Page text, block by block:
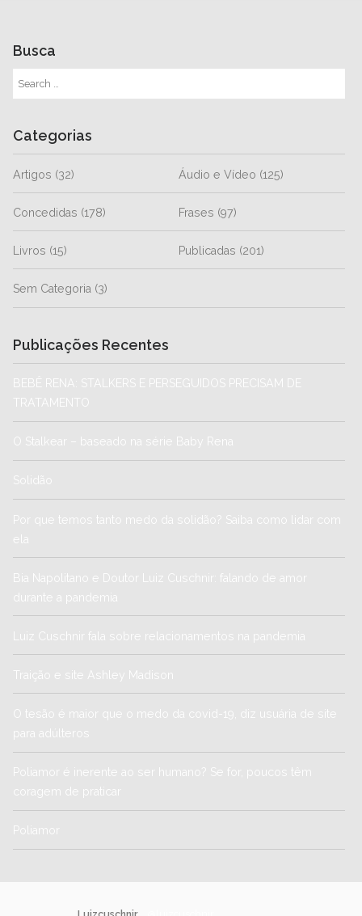
Busca
Categorias
Artigos (32) Áudio e Vídeo (125)
Concedidas (178) Frases (97)
Livros (15) Publicadas (201)
Sem Categoria (3)
Publicações Recentes
BEBÊ RENA: STALKERS E PERSEGUIDOS PRECISAM DE
TRATAMENTO
O Stalkear – baseado na série Baby Rena
Solidão
Por que temos tanto medo da solidão? Saiba como lidar com
ela
Bia Napolitano e Doutor Luiz Cuschnir: falando de amor
durante a pandemia
Luiz Cuschnir fala sobre relacionamentos na pandemia
Traição e site Ashley Madison
O tesão é maior que o medo da covid-19, diz usuária de site
para adúlteros
Poliamor é inerente ao ser humano? Se for, poucos têm
coragem de praticar
Poliamor